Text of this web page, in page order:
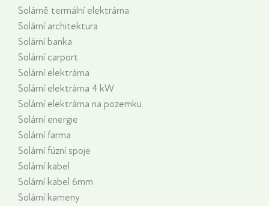
Solárně termální elektrárna
Solární architektura
Solární banka
Solární carport
Solární elektrárna
Solární elektrárna 4 kW
Solární elektrárna na pozemku
Solární energie
Solární farma
Solární fúzní spoje
Solární kabel
Solární kabel 6mm
Solární kameny